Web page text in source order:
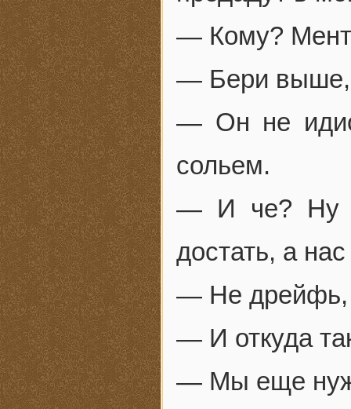
— Кому?
— Бери
— Он не
сольем.
— И че? Ну
достать, а
— Не дрейфь,
— И откуда
— Мы еще